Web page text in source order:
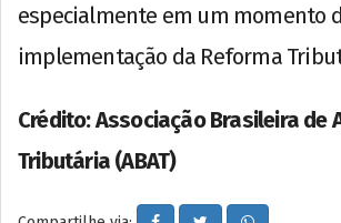
especialmente em um momento
implementação da Reforma
Crédito: Associação Brasileira de
Tributária (ABAT)